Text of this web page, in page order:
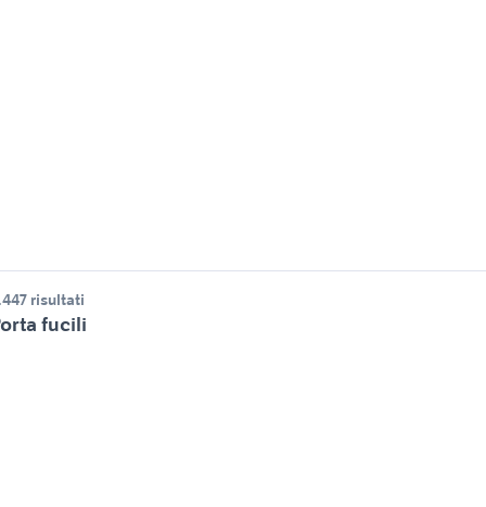
risultati
fucili